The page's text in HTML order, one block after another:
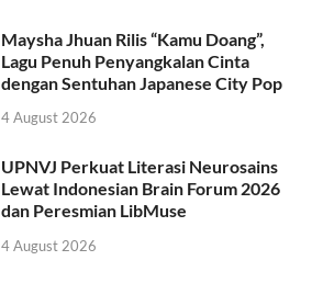
Maysha Jhuan Rilis “Kamu Doang”,
Lagu Penuh Penyangkalan Cinta
dengan Sentuhan Japanese City Pop
4 August 2026
UPNVJ Perkuat Literasi Neurosains
Lewat Indonesian Brain Forum 2026
dan Peresmian LibMuse
4 August 2026